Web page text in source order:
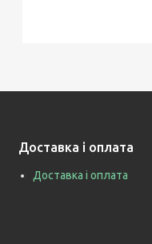
Доставка і оплата
Доставка і оплата